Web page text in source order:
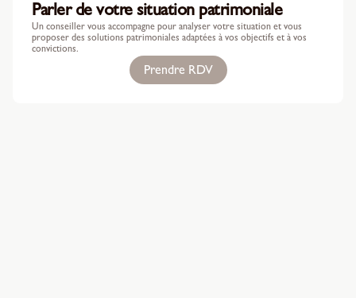
Parler de votre situation patrimoniale
Un conseiller vous accompagne pour analyser votre situation et vous
proposer des solutions patrimoniales adaptées à vos objectifs et à vos
convictions.
Prendre RDV